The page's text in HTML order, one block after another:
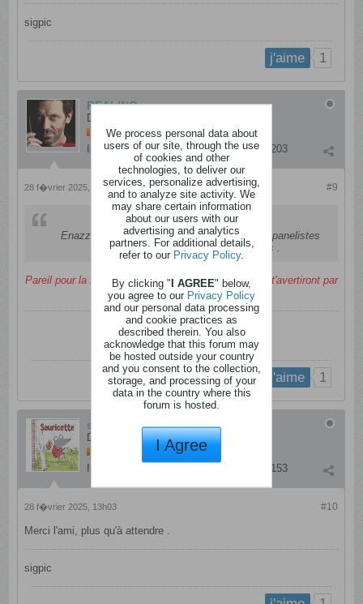
sigpic
j'aime 1
REALINO
Dingue
Inscription: janvier 2012 Messages: 6203
#9
28 f�vrier 2025, 12h26
Envoyé parsouricette
Enazza m'a mise en pause jusque ? Trop de panelistes
sur Ath. J'espère pas trop longtemps .
Pareil pour la Région de Charleroi auront besoin , ils t'avertiront par
MAIL
j'aime 1
souricette
Détraqué
2153
#10
28 f�vrier 2025, 13h03
Merci l'ami, plus qu'à attendre .
sigpic
We process personal data about
users of our site, through the use
of cookies and other
technologies, to deliver our
services, personalize advertising,
and to analyze site activity. We
may share certain information
about our users with our
advertising and analytics
partners. For additional details,
refer to our Privacy Policy.
By clicking "I AGREE" below,
you agree to our Privacy Policy
and our personal data processing
and cookie practices as
described therein. You also
acknowledge that this forum may
be hosted outside your country
and you consent to the collection,
storage, and processing of your
data in the country where this
forum is hosted.
I Agree